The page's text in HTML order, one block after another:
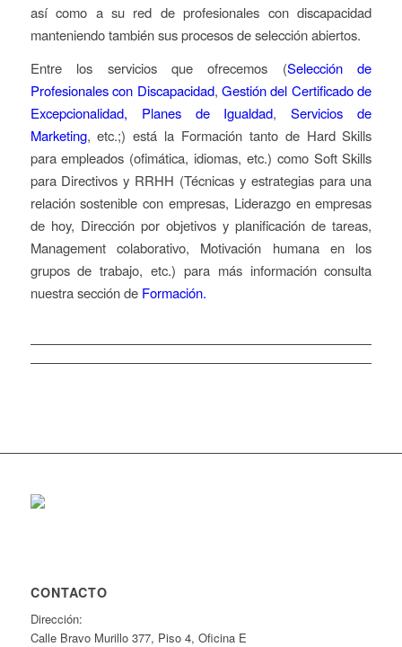
así como a su red de profesionales con discapacidad
manteniendo también sus procesos de selección abiertos.
Entre los servicios que ofrecemos (Selección de
Profesionales con Discapacidad, Gestión del Certificado de
Excepcionalidad,
Planes de Igualdad, Servicios de
Marketing, etc.;) está la Formación tanto de Hard Skills
para empleados (ofimática, idiomas, etc.) como Soft Skills
para Directivos y RRHH (Técnicas y estrategias para una
relación sostenible con empresas, Liderazgo en empresas
de hoy, Dirección por objetivos y planificación de tareas,
Management colaborativo, Motivación humana en los
grupos de trabajo, etc.) para más información consulta
nuestra sección de Formación.
CONTACTO
Dirección:
Calle Bravo Murillo 377, Piso 4, Oficina E